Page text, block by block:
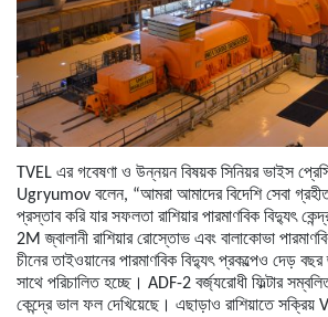
TVEL এর গবেষণা ও উন্নয়ন বিষয়ক সিনিয়র ভাইস
Ugryumov বলেন, “আমরা আমাদের বিদেশি সেবা
প্রস্তাব করি যার সফলতা রাশিয়ার পারমাণবিক বিদ্যুৎ
2Mজ্বালানী রাশিয়ার রোস্তোভ এবং বালাকোভা
চীনের তাইওয়ানের পারমাণবিক বিদ্যুৎ প্রকল্পেও দেড় বছর
সাথে পরিচালিত হচ্ছে। ADF-2 বর্জ্যরোধী ফিল্টার
কেন্দ্রে ভাল ফল দেখিয়েছে। এছাড়াও রাশিয়াতে সক্রিয়